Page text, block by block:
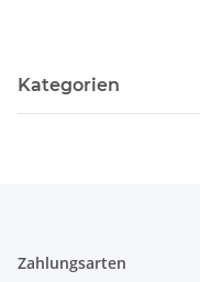
- 6 Größen
Kategorien
Zahlungsarten